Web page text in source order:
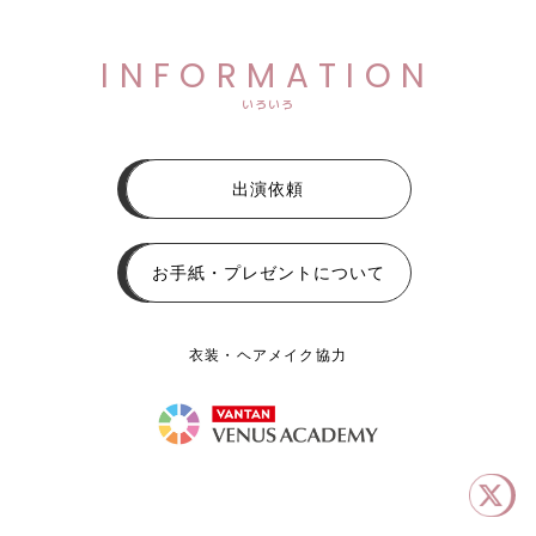
INFORMATION
いろいろ
出演依頼
お手紙・プレゼントについて
衣装・ヘアメイク協力